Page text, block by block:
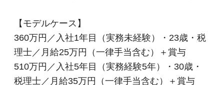
【モデルケース】
360万円／入社1年目（実務未経験）・23歳・税
理士／月給25万円（一律手当含む）＋賞与
510万円／入社5年目（実務経験5年）・30歳・
税理士／月給35万円（一律手当含む）＋賞与